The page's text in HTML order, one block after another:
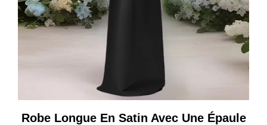
Robe Longue En Satin Avec Une Épaule